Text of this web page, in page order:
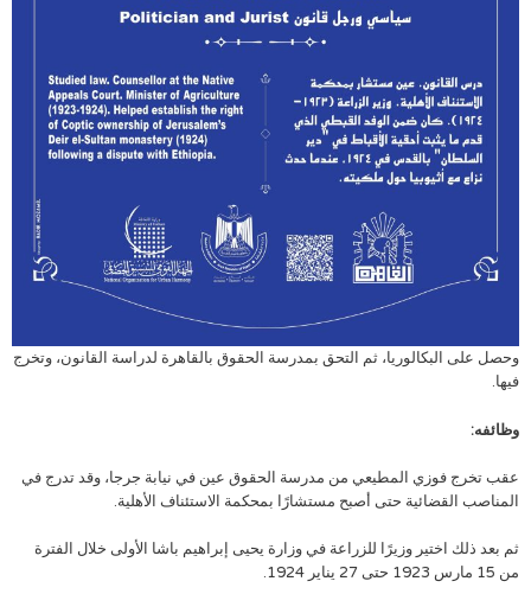
وحصل على البكالوريا، ثم التحق بمدرسة الحقوق بالقاهرة لدراسة القانون، وتخرج
فيها.
وظائفه:
عقب تخرج فوزي المطيعي من مدرسة الحقوق عين في نيابة جرجا، وقد تدرج في
المناصب القضائية حتى أصبح مستشارًا بمحكمة الاستئناف الأهلية.
ثم بعد ذلك اختير وزيرًا للزراعة في وزارة يحيى إبراهيم باشا الأولى خلال الفترة
من 15 مارس 1923 حتى 27 يناير 1924.